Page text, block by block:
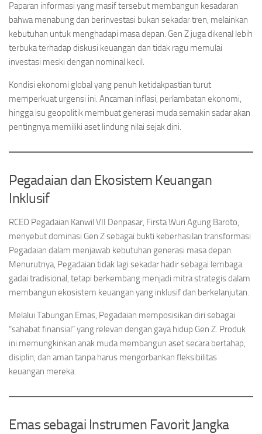
Paparan informasi yang masif tersebut membangun kesadaran
bahwa menabung dan berinvestasi bukan sekadar tren, melainkan
kebutuhan untuk menghadapi masa depan. Gen Z juga dikenal lebih
terbuka terhadap diskusi keuangan dan tidak ragu memulai
investasi meski dengan nominal kecil.
Kondisi ekonomi global yang penuh ketidakpastian turut
memperkuat urgensi ini. Ancaman inflasi, perlambatan ekonomi,
hingga isu geopolitik membuat generasi muda semakin sadar akan
pentingnya memiliki aset lindung nilai sejak dini.
Pegadaian dan Ekosistem Keuangan
Inklusif
RCEO Pegadaian Kanwil VII Denpasar, Firsta Wuri Agung Baroto,
menyebut dominasi Gen Z sebagai bukti keberhasilan transformasi
Pegadaian dalam menjawab kebutuhan generasi masa depan.
Menurutnya, Pegadaian tidak lagi sekadar hadir sebagai lembaga
gadai tradisional, tetapi berkembang menjadi mitra strategis dalam
membangun ekosistem keuangan yang inklusif dan berkelanjutan.
Melalui Tabungan Emas, Pegadaian memposisikan diri sebagai
“sahabat finansial” yang relevan dengan gaya hidup Gen Z. Produk
ini memungkinkan anak muda membangun aset secara bertahap,
disiplin, dan aman tanpa harus mengorbankan fleksibilitas
keuangan mereka.
Emas sebagai Instrumen Favorit Jangka